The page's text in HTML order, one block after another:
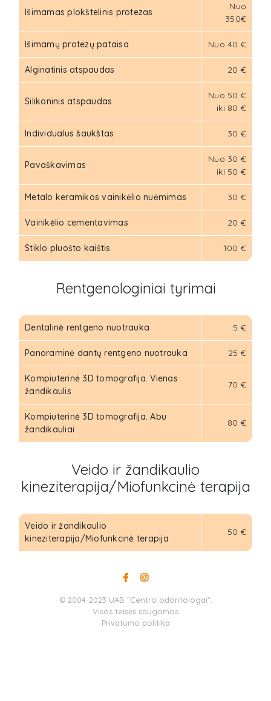
Išimamas plokštelinis protezas
Nuo
350€
Išimamų protezų pataisa Nuo 40 €
Alginatinis atspaudas 20 €
Silikoninis atspaudas
Nuo 50 €
iki 80 €
Individualus šaukštas 30 €
Pavaškavimas
Nuo 30 €
iki 50 €
Metalo keramikos vainikėlio nuėmimas 30 €
Vainikėlio cementavimas 20 €
Stiklo pluošto kaištis 100 €
Rentgenologiniai tyrimai
Dentalinė rentgeno nuotrauka 5 €
Panoraminė dantų rentgeno nuotrauka 25 €
Kompiuterinė 3D tomografija. Vienas
žandikaulis
70 €
Kompiuterinė 3D tomografija. Abu
žandikauliai
80 €
Veido ir žandikaulio
kineziterapija/Miofunkcinė terapija
Veido ir žandikaulio
kineziterapija/Miofunkcinė terapija
50 €
© 2004-2023 UAB "Centro odontologai".
Visos teisės saugomos
Privatumo politika